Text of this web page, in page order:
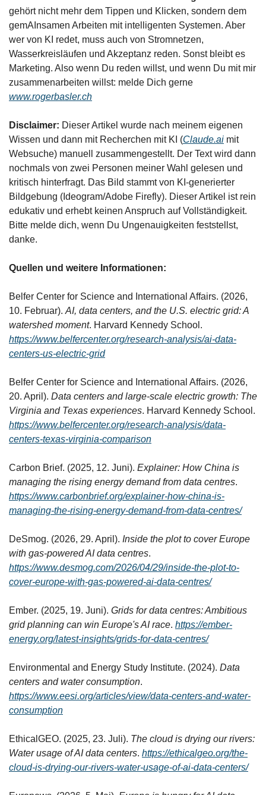
gehört nicht mehr dem Tippen und Klicken, sondern dem
gemAInsamen Arbeiten mit intelligenten Systemen. Aber
wer von KI redet, muss auch von Stromnetzen,
Wasserkreisläufen und Akzeptanz reden. Sonst bleibt es
Marketing. Also wenn Du reden willst, und wenn Du mit mir
www.rogerbasler.ch
Disclaimer: Dieser Artikel wurde nach meinem eigenen
Wissen und dann mit Recherchen mit KI (Claude.ai mit
Websuche) manuell zusammengestellt. Der Text wird dann
nochmals von zwei Personen meiner Wahl gelesen und
kritisch hinterfragt. Das Bild stammt von KI-generierter
Bildgebung (Ideogram/Adobe Firefly). Dieser Artikel ist rein
edukativ und erhebt keinen Anspruch auf Vollständigkeit.
Bitte melde dich, wenn Du Ungenauigkeiten feststellst,
danke.
Quellen und weitere Informationen:
Belfer Center for Science and International Affairs. (2026,
10. Februar). AI, data centers, and the U.S. electric grid: A
watershed moment
https://www.belfercenter.org/research-analysis/ai-data-
centers-us-electric-grid
Belfer Center for Science and International Affairs. (2026,
20. April). Data centers and large-scale electric growth: The
Virginia and Texas experiences
https://www.belfercenter.org/research-analysis/data-
centers-texas-virginia-comparison
Carbon Brief. (2025, 12. Juni). Explainer: How China is
managing the rising energy demand from data centres
https://www.carbonbrief.org/explainer-how-china-is-
managing-the-rising-energy-demand-from-data-centres/
DeSmog. (2026, 29. April). Inside the plot to cover Europe
with gas-powered AI data centres
https://www.desmog.com/2026/04/29/inside-the-plot-to-
cover-europe-with-gas-powered-ai-data-centres/
Ember. (2025, 19. Juni). Grids for data centres: Ambitious
grid planning can win Europe's AI race. https://ember-
energy.org/latest-insights/grids-for-data-centres/
Environmental and Energy Study Institute. (2024). Data
centers and water consumption
https://www.eesi.org/articles/view/data-centers-and-water-
consumption
EthicalGEO. (2025, 23. Juli). The cloud is drying our rivers:
Water usage of AI data centers. https://ethicalgeo.org/the-
cloud-is-drying-our-rivers-water-usage-of-ai-data-centers/